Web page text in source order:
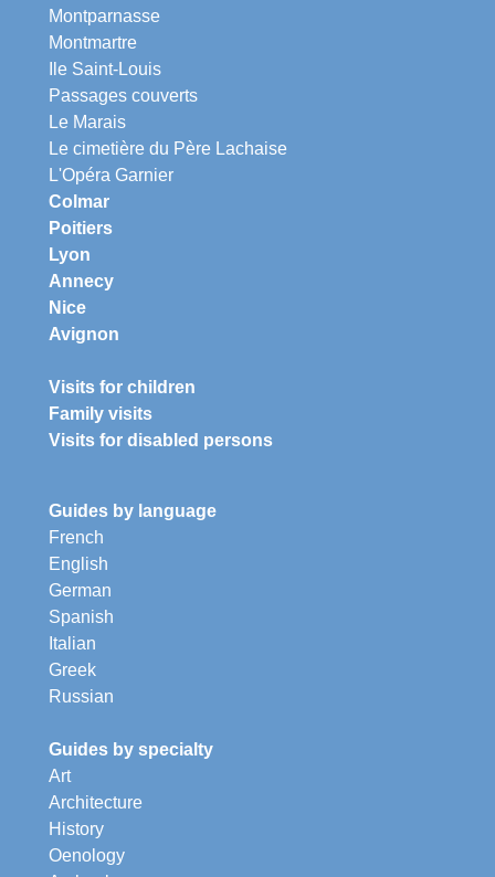
Montparnasse
Montmartre
Ile Saint-Louis
Passages couverts
Le Marais
Le cimetière du Père Lachaise
L'Opéra Garnier
Colmar
Poitiers
Lyon
Annecy
Nice
Avignon
Visits for children
Family visits
Visits for disabled persons
Guides by language
French
English
German
Spanish
Italian
Greek
Russian
Guides by specialty
Art
Architecture
History
Oenology